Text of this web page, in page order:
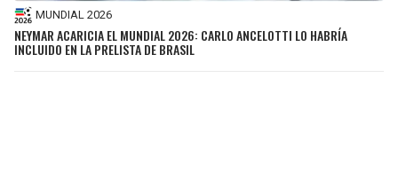
MUNDIAL 2026
NEYMAR ACARICIA EL MUNDIAL 2026: CARLO ANCELOTTI LO HABRÍA
INCLUIDO EN LA PRELISTA DE BRASIL